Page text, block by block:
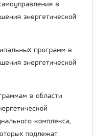
в
энергетической
программ в
энергетической
в области
комплекса,
подлежат